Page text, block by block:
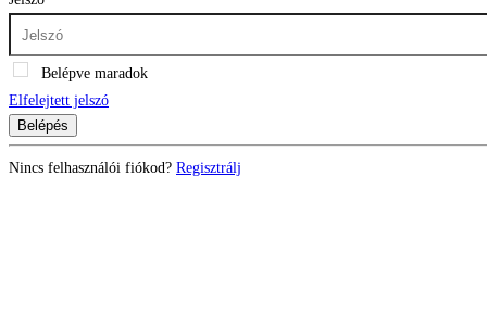
Belépve maradok
Elfelejtett jelszó
Belépés
Nincs felhasználói fiókod? Regisztrálj